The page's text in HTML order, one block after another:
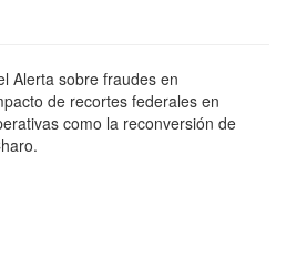
Alerta sobre fraudes en
de recortes federales en
como la reconversión de